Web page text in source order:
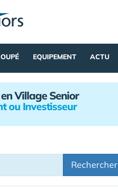
EQUIPEMENT ACTU
Village Senior
ou Investisseur
Rechercher